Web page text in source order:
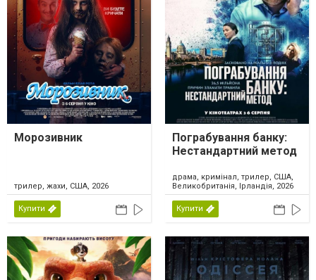
Морозивник
трилер, жахи, США, 2026
Купити
Пограбування банку:
Нестандартний метод
драма, кримінал, трилер, США,
Великобританія, Ірландія, 2026
Купити